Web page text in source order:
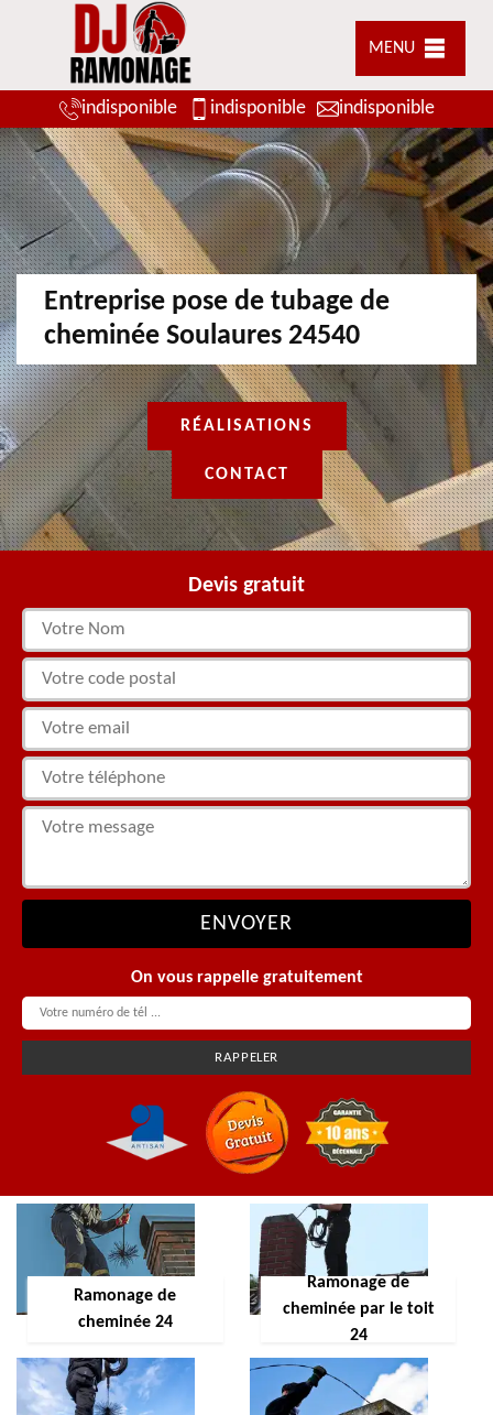
MENU
indisponible indisponible indisponible
Entreprise pose de tubage de
cheminée Soulaures 24540
RÉALISATIONS
CONTACT
Devis gratuit
On vous rappelle gratuitement
Ramonage de
cheminée 24
Ramonage de
cheminée par le toit
24